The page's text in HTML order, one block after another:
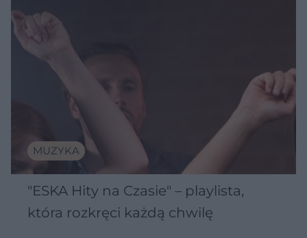
MUZYKA
"ESKA Hity na Czasie" – playlista,
która rozkręci każdą chwilę